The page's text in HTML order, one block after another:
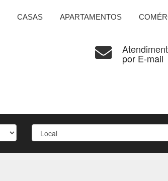
CASAS APARTAMENTOS
por E-mail